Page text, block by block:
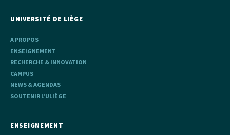
UNIVERSITÉ DE LIÈGE
A PROPOS
ENSEIGNEMENT
RECHERCHE & INNOVATION
CAMPUS
NEWS & AGENDAS
SOUTENIR L'ULIÈGE
ENSEIGNEMENT